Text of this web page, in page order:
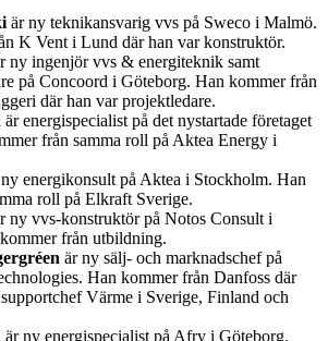
är ny teknikansvarig vvs på Sweco i Malmö.
K Vent i Lund där han var konstruktör.
ny ingenjör vvs & energiteknik samt
på Concoord i Göteborg. Han kommer från
där han var projektledare.
är energispecialist på det nystartade företaget
från samma roll på Aktea Energy i
energikonsult på Aktea i Stockholm. Han
roll på Elkraft Sverige.
ny vvs-konstruktör på Notos Consult i
från utbildning.
är ny sälj- och marknadschef på
Han kommer från Danfoss där
Värme i Sverige, Finland och
är ny energispecialist på Afry i Göteborg.